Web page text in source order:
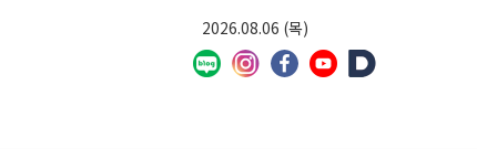
2026.08.06 (목)